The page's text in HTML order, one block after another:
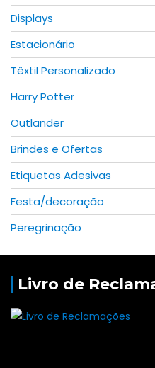
Displays
Estacionário
Têxtil Personalizado
Harry Potter
Outlander
Brindes e Ofertas
Etiquetas Adesivas
Festa/decoração
Peregrinação
Livro de